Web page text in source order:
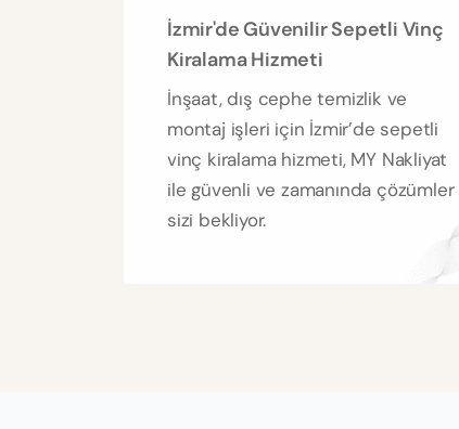
İzmir'de Güvenilir Sepetli Vinç
Kiralama Hizmeti
İnşaat, dış cephe temizlik ve
montaj işleri için İzmir’de sepetli
vinç kiralama hizmeti, MY Nakliyat
ile güvenli ve zamanında çözümler
sizi bekliyor.